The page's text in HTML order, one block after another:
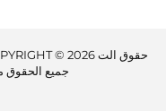
جميع الحقوق محفوظة. -